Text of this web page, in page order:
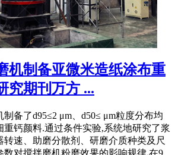
机制备亚微米造纸涂布重
究期刊万方 ...
制备了d95≤2 μm、d50≤ μm粒度分布均
重钙颜料.通过条件实验,系统地研究了浆
转速、助磨分散剂、研磨介质种类及尺
数对搅拌磨机粉磨效果的影响规律.在9